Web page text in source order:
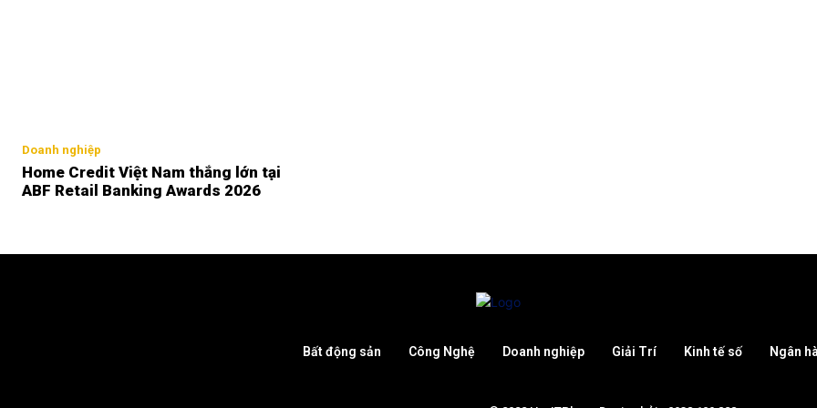
Doanh nghiệp
Home Credit Việt Nam thắng lớn tại
ABF Retail Banking Awards 2026
Bất động sản Công Nghệ Doanh nghiệp Giải Trí Kinh tế số Ngân